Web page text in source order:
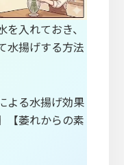
入れておき、
水揚げする方法
よる水揚げ効果
【萎れからの素